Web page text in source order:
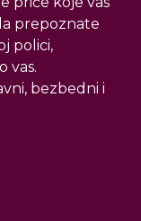
prepoznate
polici,
vas.
bezbedni i